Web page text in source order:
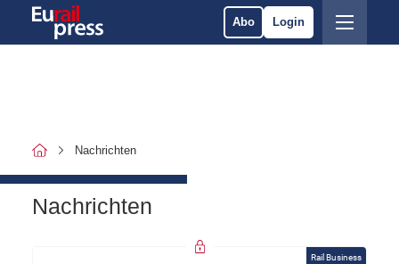
Abo Login
Nachrichten
Nachrichten
Rail Business